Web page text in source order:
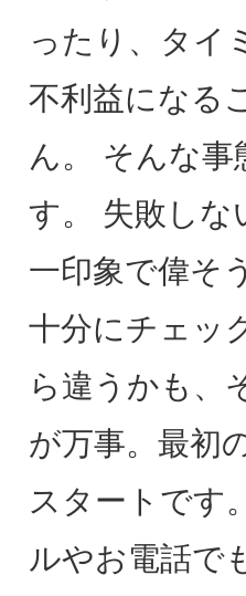
ったり、タイ
不利益になる
ん。 そんな
す。 失敗しな
一印象で偉そ
十分にチェッ
ら違うかも、
が万事。最初
スタートです
ルやお電話で